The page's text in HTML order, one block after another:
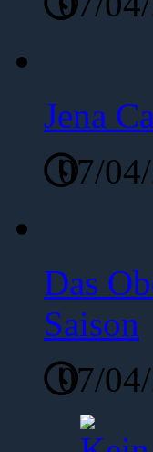
Jena
07/
Das
Saison
07/